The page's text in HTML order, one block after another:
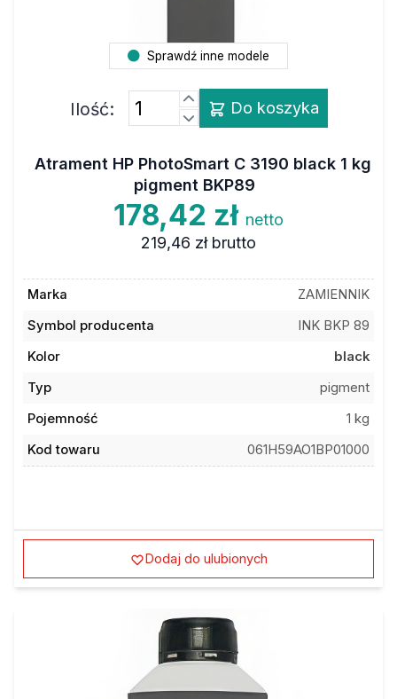
Sprawdź inne modele
Ilość: Do koszyka
Atrament HP PhotoSmart C 3190 black 1 kg
pigment BKP89
178,42 zł netto
219,46 zł brutto
Marka
ZAMIENNIK
Symbol producenta
INK BKP 89
Kolor
black
Typ
pigment
Pojemność
1 kg
Kod towaru
061H59AO1BP01000
Dodaj do ulubionych